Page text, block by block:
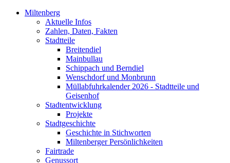
Miltenberg
Aktuelle Infos
Zahlen, Daten, Fakten
Stadtteile
Breitendiel
Mainbullau
Schippach und Berndiel
Wenschdorf und Monbrunn
Müllabfuhrkalender 2026 - Stadtteile und
Geisenhof
Stadtentwicklung
Projekte
Stadtgeschichte
Geschichte in Stichworten
Miltenberger Persönlichkeiten
Fairtrade
Genussort